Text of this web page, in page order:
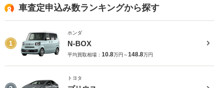
車査定申込み数ランキングから探す
1
ホンダ
N-BOX
平均買取相場： 10.8万円～148.8万円
トヨタ